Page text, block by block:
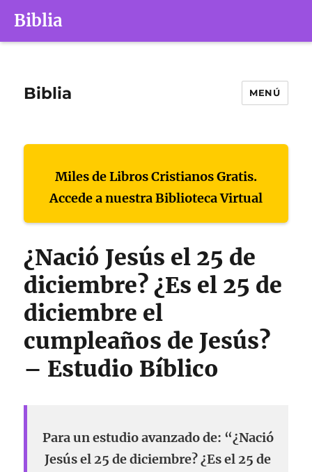
Biblia
Biblia MENÚ
Miles de Libros Cristianos Gratis.
Accede a nuestra Biblioteca Virtual
¿Nació Jesús el 25 de
diciembre? ¿Es el 25 de
diciembre el
cumpleaños de Jesús?
– Estudio Bíblico
Para un estudio avanzado de: “¿Nació
Jesús el 25 de diciembre? ¿Es el 25 de